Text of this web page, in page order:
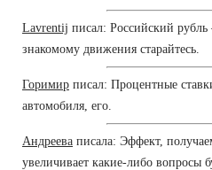
Lavrentij писал: Российский
знакомому движения старайтесь.
Горимир писал: Процентные
автомобиля, его.
Андреева писала: Эффект,
увеличивает какие-либо вопросы